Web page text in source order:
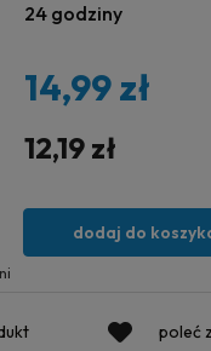
24 godziny
14,99 zł
12,19 zł
dodaj do
poleć